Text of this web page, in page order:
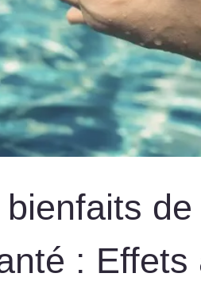
: Effets